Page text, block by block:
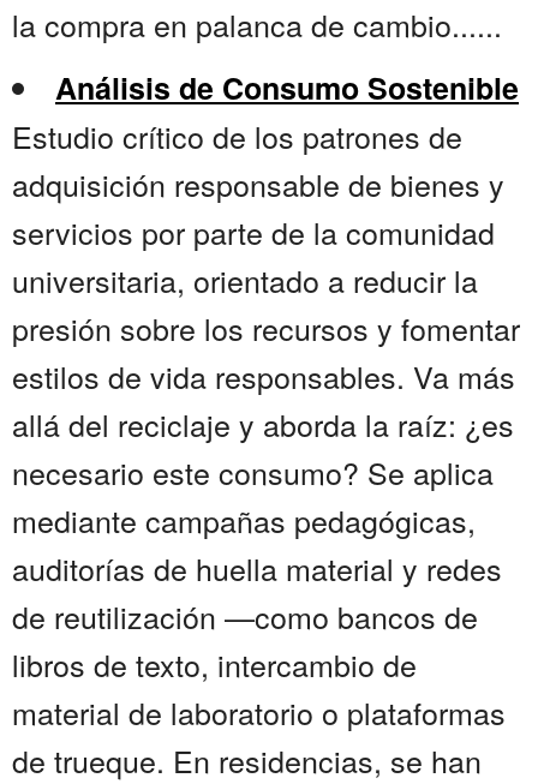
la compra en palanca de cambio......
Análisis de Consumo Sostenible
Estudio crítico de los patrones de
adquisición responsable de bienes y
servicios por parte de la comunidad
universitaria, orientado a reducir la
presión sobre los recursos y fomentar
estilos de vida responsables. Va más
allá del reciclaje y aborda la raíz: ¿es
necesario este consumo? Se aplica
mediante campañas pedagógicas,
auditorías de huella material y redes
de reutilización —como bancos de
libros de texto, intercambio de
material de laboratorio o plataformas
de trueque. En residencias, se han